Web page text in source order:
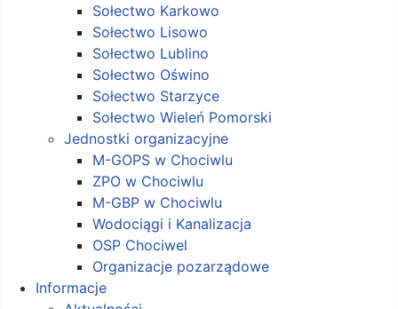
Sołectwo Karkowo
Sołectwo Lisowo
Sołectwo Lublino
Sołectwo Oświno
Sołectwo Starzyce
Sołectwo Wieleń Pomorski
Jednostki organizacyjne
M-GOPS w Chociwlu
ZPO w Chociwlu
M-GBP w Chociwlu
Wodociągi i Kanalizacja
OSP Chociwel
Organizacje pozarządowe
Informacje